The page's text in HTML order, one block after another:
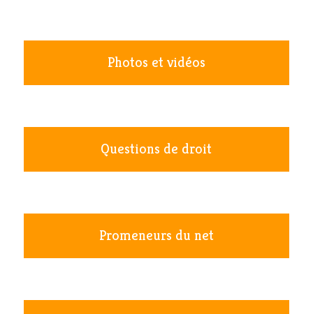
Photos et vidéos
Questions de droit
Promeneurs du net